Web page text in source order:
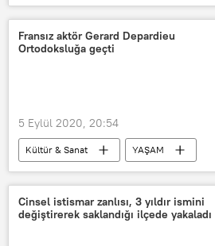
Koronavirüs
Düğün
Fransız aktör Gerard Depardieu
Ortodoksluğa geçti
5 Eylül 2020, 20:54
Kültür & Sanat
YAŞAM
Haberler
Avrupa
DÜNYA
Gerard Depardieu
Fransız
Hıristiyanlık
Ortodoksluk
Cinsel istismar zanlısı, 3 yıldır ismini
değiştirerek saklandığı ilçede yakaladı